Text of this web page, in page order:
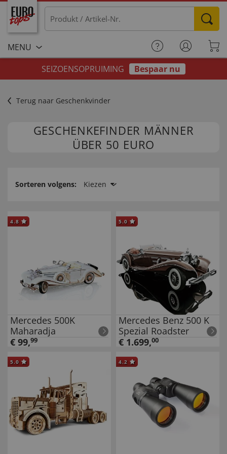
MENU
SEIZOENSOPRUIMING
Bespaar nu
Terug naar Geschenkvinder
GESCHENKEFINDER MÄNNER
ÜBER 50 EURO
Sorteren volgens: Kiezen
4.8
Mercedes 500K
Maharadja
€ 99,99
5.0
Mercedes Benz 500 K
Spezial Roadster
€ 1.699,00
5.0 4.2